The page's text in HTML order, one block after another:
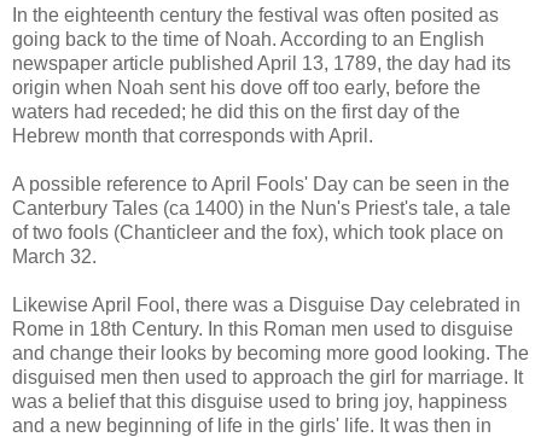
In the eighteenth century the festival was often posited as
going back to the time of Noah. According to an English
newspaper article published April 13, 1789, the day had its
origin when Noah sent his dove off too early, before the
waters had receded; he did this on the first day of the
Hebrew month that corresponds with April.
A possible reference to April Fools' Day can be seen in the
Canterbury Tales (ca 1400) in the Nun's Priest's tale, a tale
of two fools (Chanticleer and the fox), which took place on
March 32.
Likewise April Fool, there was a Disguise Day celebrated in
Rome in 18th Century. In this Roman men used to disguise
and change their looks by becoming more good looking. The
disguised men then used to approach the girl for marriage. It
was a belief that this disguise used to bring joy, happiness
and a new beginning of life in the girls' life. It was then in